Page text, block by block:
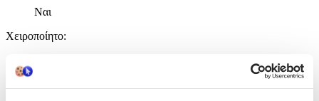
Ναι
Χειροποίητο: